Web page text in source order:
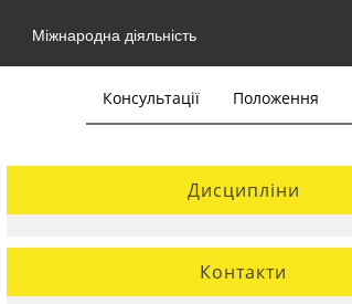
Міжнародна діяльність
Консультації Положення
Дисципліни
Контакти